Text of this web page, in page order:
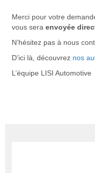
Merci pour votre
vous sera envoyée
N’hésitez pas à nous
D’ici là, découvrez nos
L’équipe LISI Automotive